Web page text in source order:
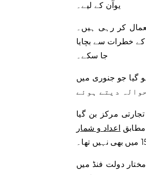
یوآن کے لیے۔
کر رہی ہیں۔
کے خطرات سے بچایا
جا سکے۔
میں یوآن کا حصہ نومبر 2022 تک بڑھ کر 48 فیصد ہو گیا جو جنوری میں
مرکز بن گیا
مطابق اعداد و شمار
دولت فنڈ میں